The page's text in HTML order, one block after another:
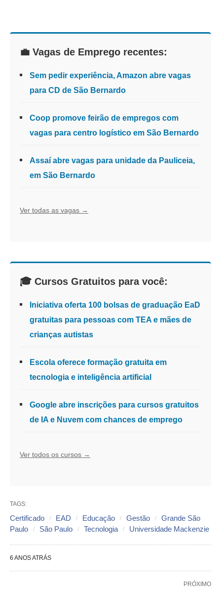
💼 Vagas de Emprego recentes:
Sem pedir experiência, Amazon abre vagas
para CD de São Bernardo
Coop promove feirão de empregos com
vagas para centro logístico em São Bernardo
Assaí abre vagas para unidade da Pauliceia,
em São Bernardo
Ver todas as vagas →
🎓 Cursos Gratuitos para você:
Iniciativa oferta 100 bolsas de graduação EaD
gratuitas para pessoas com TEA e mães de
crianças autistas
Escola oferece formação gratuita em
tecnologia e inteligência artificial
Google abre inscrições para cursos gratuitos
de IA e Nuvem com chances de emprego
Ver todos os cursos →
TAGS:
Certificado EAD Educação Gestão
Grande São
Paulo
São Paulo Tecnologia Universidade Mackenzie
6 ANOS ATRÁS
PRÓXIMO